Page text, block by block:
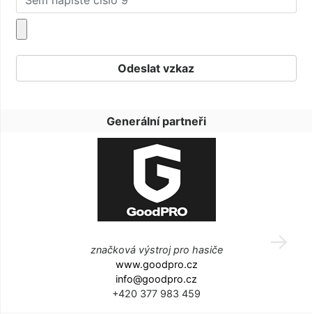
Generální partneři
značková výstroj pro hasiče
www.goodpro.cz
info@goodpro.cz
+420 377 983 459